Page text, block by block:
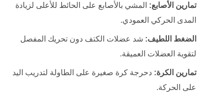
تمارين الأصابع: المشي بالأصابع على الحائط للأعلى لزيادة
المدى الحركي العمودي.
الضغط اللطيف: شد عضلات الكتف دون تحريك المفصل
لتقوية العضلات العميقة.
تمارين الكرة: دحرجة كرة صغيرة على الطاولة لتدريب اليد
على الحركة.